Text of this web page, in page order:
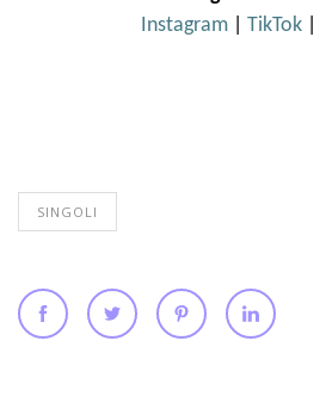
Instagram| TikTok|
SINGOLI